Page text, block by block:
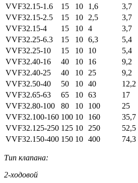
VVF32.15-1.6
15 10 1,6 3,7
VVF32.15-2.5
15 10 2,5 3,7
VVF32.15-4
15 10 4 3,7
VVF32.25-6.3
15 10 6,3 5,4
VVF32.25-10
15 10 10 5,4
VVF32.40-16
40 10 16 9,2
VVF32.40-25
40 10 25 9,2
VVF32.50-40
50 10 40 12,2
VVF32.65-63
65 10 63 17
VVF32.80-100
80 10 100 25
VVF32.100-160 100 10 160 35,7
VVF32.125-250 125 10 250 52,5
VVF32.150-400 150 10 400 74,3
Тип клапана:
2-ходовой